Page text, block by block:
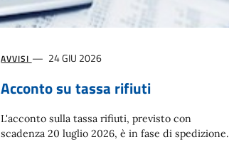
AVVISI 24 GIU 2026
Acconto su tassa rifiuti
L'acconto sulla tassa rifiuti, previsto con
scadenza 20 luglio 2026, è in fase di spedizione.